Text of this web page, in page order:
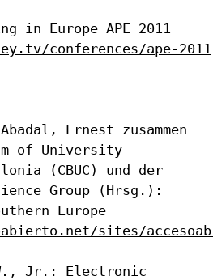
conferences/ape-2011
Ernest zusammen
of University
(CBUC) und der
Group (Hrsg.):
Europe
sites/
Jr.: Electronic